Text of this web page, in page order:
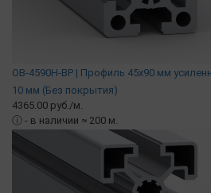
OB-4590H-BP | Профиль 45х90 мм
10 мм (Без покрытия)
4365.00 руб./м.
ⓘ - в наличии ≈ 200 м.